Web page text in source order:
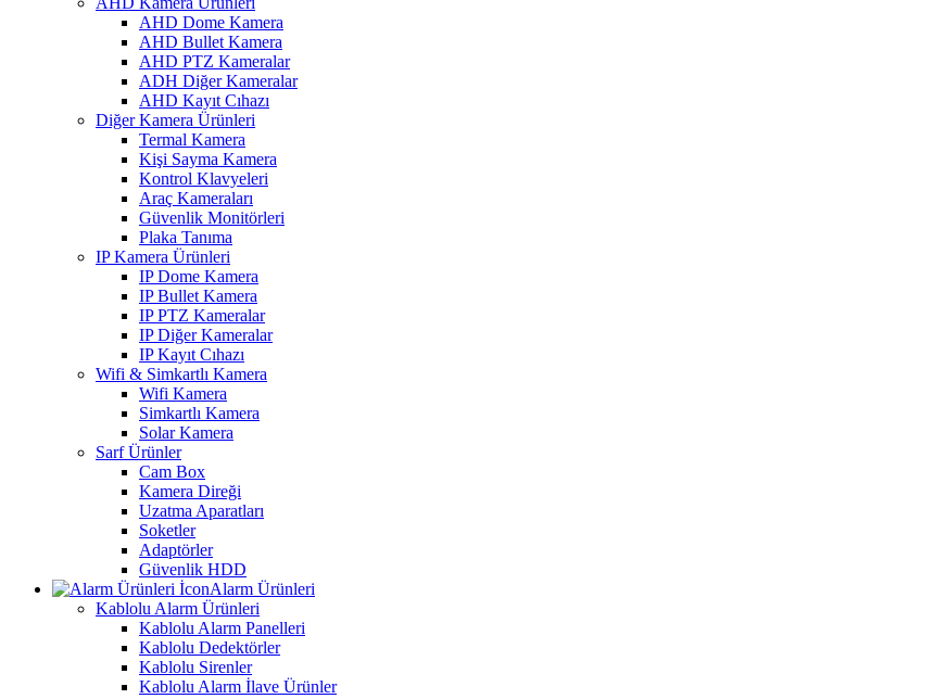
AHD Dome Kamera
AHD Bullet Kamera
AHD PTZ Kameralar
ADH Diğer Kameralar
AHD Kayıt Cıhazı
Diğer Kamera Ürünleri
Termal Kamera
Kişi Sayma Kamera
Kontrol Klavyeleri
Araç Kameraları
Güvenlik Monitörleri
Plaka Tanıma
IP Kamera Ürünleri
IP Dome Kamera
IP Bullet Kamera
IP PTZ Kameralar
IP Diğer Kameralar
IP Kayıt Cıhazı
Wifi & Simkartlı Kamera
Wifi Kamera
Simkartlı Kamera
Solar Kamera
Sarf Ürünler
Cam Box
Kamera Direği
Uzatma Aparatları
Soketler
Adaptörler
Güvenlik HDD
Alarm Ürünleri
Kablolu Alarm Ürünleri
Kablolu Alarm Panelleri
Kablolu Dedektörler
Kablolu Sirenler
Kablolu Alarm İlave Ürünler